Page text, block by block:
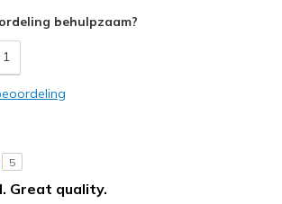
from Skechers
Feels true to size
behulpzaam?
1
5
Great quality.